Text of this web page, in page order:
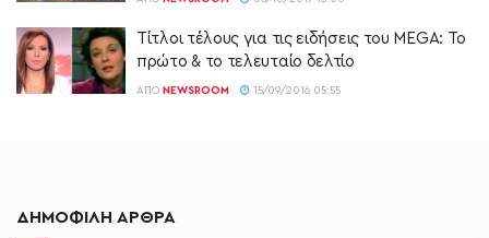
Tίτλοι τέλους για τις ειδήσεις του MΕGA: Το
πρώτο & το τελευταίο δελτίο
ΑΠΌ NEWSROOM 15/09/2016 05:55
ΔΗΜΟΦΙΛΗ ΑΡΘΡΑ